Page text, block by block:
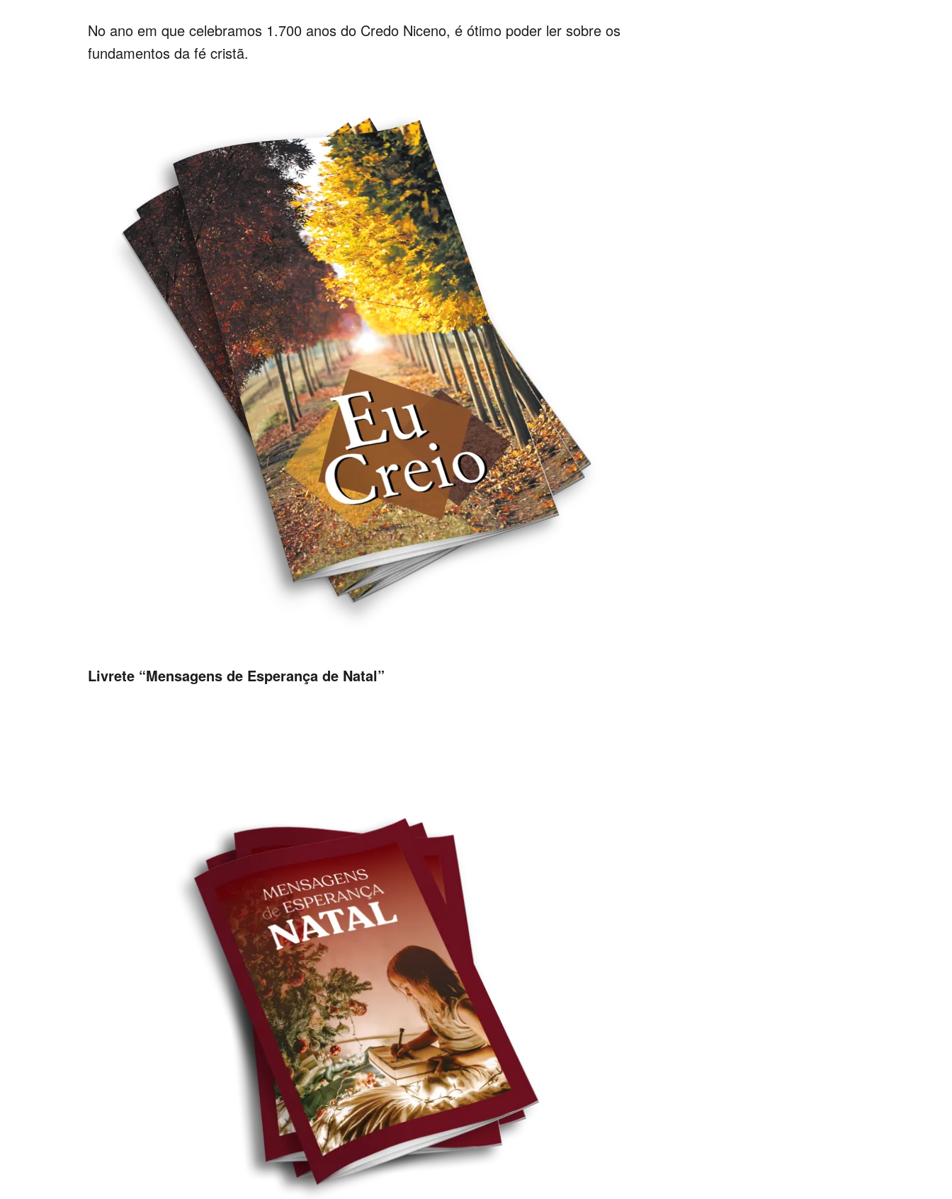
No ano em que celebramos 1.700 anos do Credo Niceno, é ótimo poder ler sobre os
fundamentos da fé cristã.
Livrete “Mensagens de Esperança de Natal”